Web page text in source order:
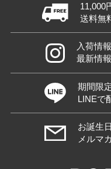
11,000
送料無
入荷情
最新情
期間限
LINEで
お誕生
メルマ